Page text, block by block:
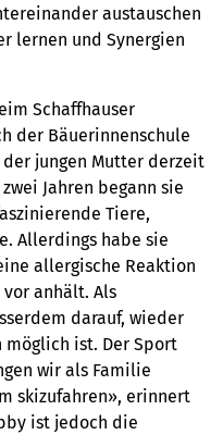
austauschen
lernen und Synergien
Schaffhauser
der Bäuerinnenschule
jungen Mutter derzeit
Jahren begann sie
Tiere,
Allerdings habe sie
allergische Reaktion
anhält. Als
darauf, wieder
ist. Der Sport
wir als Familie
skizufahren», erinnert
ist jedoch die